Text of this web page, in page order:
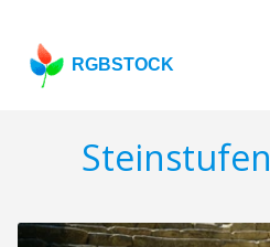
RGBSTOCK
Steinstufen